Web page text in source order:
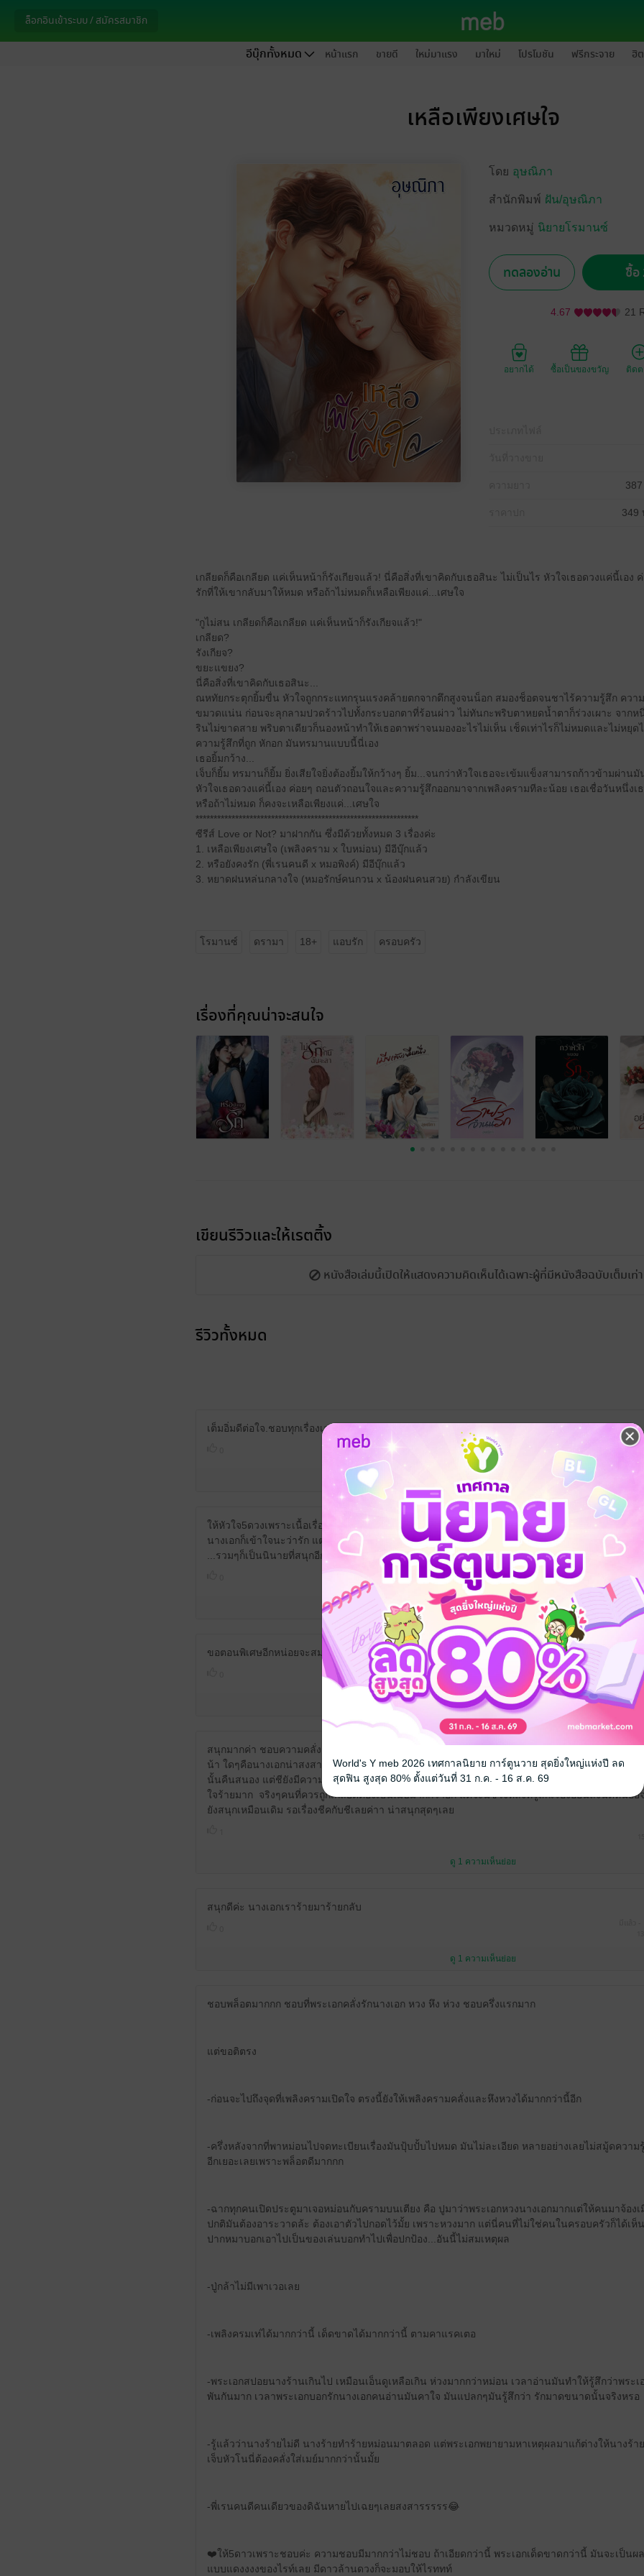
ล็อกอินเข้าระบบ / สมัครสมาชิก
อีบุ๊กทั้งหมด หน้าแรก ขายดี ใหม่มาแรง มาใหม่ โปรโมชัน ฟรีกระจาย ฮิ
เหลือเพียงเศษใจ
โดย อุษณิภา
สำนักพิมพ์ ฝัน/อุษณิภา
หมวดหมู่ นิยายโรมานซ์
ทดลองอ่าน ซื้อ
4.67 21
อยากได้ ซื้อเป็นของขวัญ ติด
349
เกลียดก็คือเกลียด แค่เห็นหน้าก็รังเกียจแล้ว! นี่คือสิ่งที่เขาคิดกับเธอสินะ ไม่เป็นไร หัวใจเธอดวงแค่นี้เอง
รักที่ให้เขากลับมาให้หมด หรือถ้าไม่หมดก็เหลือเพียงแค่...เศษใจ
"กูไม่สน เกลียดก็คือเกลียด แค่เห็นหน้าก็รังเกียจแล้ว!"
เกลียด?
รังเกียจ?
ขยะแขยง?
นี่คือสิ่งที่เขาคิดกับเธอสินะ...
ณหทัยกระตุกยิ้มขื่น หัวใจถูกกระแทกรุนแรงคล้ายตกจากตึกสูงจนน็อก สมองช็อตจนชาไร้ความรู้สึก คว
ขมวดแน่น ก่อนจะลุกลามปวดร้าวไปทั้งกระบอกตาที่ร้อนผ่าว ไม่ทันกะพริบตาหยดน้ำตาก็ร่วงเผาะ จากห
รินไม่ขาดสาย พริบตาเดียวก็นองหน้าทำให้เธอตาพร่าจนมองอะไรไม่เห็น เช็ดเท่าไรก็ไม่หมดและไม่หยุด
ความรู้สึกที่ถูก หักอก มันทรมานแบบนี้นี่เอง
เธอยิ้มกว้าง...
เจ็บก็ยิ้ม ทรมานก็ยิ้ม ยิ่งเสียใจยิ่งต้องยิ้มให้กว้างๆ ยิ้ม...จนกว่าหัวใจเธอจะเข้มแข็งสามารถก้าวข้ามผ่าน
หัวใจเธอดวงแค่นี้เอง ค่อยๆ ถอนตัวถอนใจและความรู้สึกออกมาจากเพลิงครามทีละน้อย เธอเชื่อวันหนึ่งเ
หรือถ้าไม่หมด ก็คงจะเหลือเพียงแค่...เศษใจ
**************************************************************
ซีรีส์ Love or Not? มาฝากกัน ซึ่งมีด้วยทั้งหมด 3 เรื่องค่ะ
1. เหลือเพียงเศษใจ (เพลิงคราม x ใบหม่อน) มีอีบุ๊กแล้ว
2. หรือยังคงรัก (พี่เรนคนดี x หมอพิงค์) มีอีบุ๊กแล้ว
3. หยาดฝนหล่นกลางใจ (หมอรักษ์คนกวน x น้องฝนคนสวย) กำลังเขียน
โรมานซ์ ดรามา 18+ แอบรัก ครอบครัว
เรื่องที่คุณน่าจะสนใจ
เขียนรีวิวและให้เรตติ้ง
หนังสือเล่มนี้เปิดให้แสดงความคิดเห็นได้เฉพาะผู้ที่มีหนังสือฉบับเต็มเท่
รีวิวทั้งหมด
เต็มอิ่มดีต่อใจ.ชอบทุกเรื่องเลยคะ
มีแล้ว -
ดู 1 ความเห็นย่อย
ให้หัวใจ5ดวงเพราะเนื้อเรื่องสนุกมากค่ะ มีตินิดนึง พระเอกช่วงกลางๆเรื่อง น่าจะให้คลั่งรัก หึง หวง น
นางเอกก็เข้าใจนะว่ารัก แต่ยกโทษให้ง่ายมาก แต่ก็ยังเป็นนิยายและนามปากกาที่ เราชอบงานเขียนม
...รวมๆก็เป็นนินายที่สนุกอีกเรื่องนึงเลยค่า
ดู 1 ความเห็นย่อย
ขอตอนพิเศษอีกหน่อยจะสมบูรณ์มากเลยค่ะ
ดู 2 ความเห็นย่อย
สนุกมากค่า ชอบความคลั่งรักของตาเพลิงคราม แววโบ้ตั้งแต่หึงเค้าตอนแรกแล้วค่ะ5555 ยิ่งได้กินเค้า
น้า ใดๆคือนางเอกน่าสงสารมากค่ะ พ่อคือไปไกลๆแม่ยิ่งไม่ได้เลย ยัยเมษ์คือแน่นอนว่าจุดจบค่อนข้างจ
นั้นคืนสนอง แต่ชียังมีความโชคดีอยู่ที่สุดท้ายแล้วแม่ของหม่อนก็ยังช่วยดูแล แต่แม่ใจร้ายมากจริงๆค่ะ
ใจร้ายมาก
จริงๆคนที่ควรถูกเกลียดต้องเป็นเมษ์มากกว่าอีก แต่จะมีช่วงหลังที่รู้สึกเรื่องอ่อนลงนิดหน่อ
ยังสนุกเหมือนเดิม รอเรื่องชีคกับชีเลยค่าา น่าสนุกสุดๆเลย
ดู 1 ความเห็นย่อย
สนุกดีค่ะ นางเอกเราร้ายมาร้ายกลับ
ดู 1 ความเห็นย่อย
ชอบพล็อตมากกก ชอบที่พระเอกคลั่งรักนางเอก หวง หึง ห่วง ชอบครึ่งแรกมาก
แต่ขอติตรง
-ก่อนจะไปถึงจุดที่เพลิงครามเปิดใจ ตรงนี้ยังให้เพลิงครามคลั่งและหึงหวงได้มากกว่านี้อีก
-ครึ่งหลังจากที่พาหม่อนไปจดทะเบียนเรื่องมันปุ้บปั้บไปหมด มันไม่ละเอียด หลายอย่างเลยไม่สมู้ดควา
อีกเยอะเลยเพราะพล็อตดีมากกก
-ฉากทุกคนเปิดประตูมาเจอหม่อนกับครามบนเตียง คือ ปูมาว่าพระเอกหวงนางเอกมากแต่ให้คนมาจ้อง
ปกติมันต้องอาระวาดล้ะ ต้องเอาตัวไปกอดไว้มั้ย เพราะหวงมาก แต่นี่คนที่ไม่ใช่คนในครอบครัวก็ได้เ
ปากหมาบอกเอาไปเป็นของเล่นบอกทำไปเพื่อปกป้อง...อันนี้ไม่สมเหตุผล
-ปู่กล้าไม่มีเพาเวอเลย
-เพลิงครมเท่ได้มากกว่านี้ เด็ดขาดได้มากกว่านี้ ตามคาแรคเตอ
-พระเอกสปอยนางร้านเกินไป เหมือนเอ็นดูเหลือเกิน ห่วงมากกว่าหม่อน เวลาอ่านมันทำให้รู้สึกว่าพระเ
พันกันมาก เวลาพระเอกบอกรักนางเอกคนอ่านมันคาใจ มันแปลกๆมันรู้สึกว่า รักมาดขนาดนั้นจริงหรอ
-รู้แล้วว่านางร้ายไม่ดี นางร้ายทำร้ายหม่อนมาตลอด แต่พระเอกพยายามหาเหตุผลมาแก้ต่างให้นางร้
เจ็บหัวโนนี่ต้องคลั่งใส่เมย์มากกว่านั้นมั้ย
-พี่เรนคนดีคนเดียวของดิฉันหายไปเฉยๆเลยสงสารรรรร😂
❤️ให้5ดาวเพราะชอบค่ะ ความชอบมีมากกว่าไม่ชอบ ถ้าเอียดกว่านี้ พระเอกเด็ดขาดกว่านี้ มันจะเป็น
แบบแดงงงงของไรท์เลย มีดาวล้านดวงก็จะมอบให้ไรททท์
World's Y meb 2026 เทศกาลนิยาย การ์ตูนวาย สุดยิ่งใหญ่แห่งปี ลด
สุดฟิน สูงสุด 80% ตั้งแต่วันที่ 31 ก.ค. - 16 ส.ค. 69